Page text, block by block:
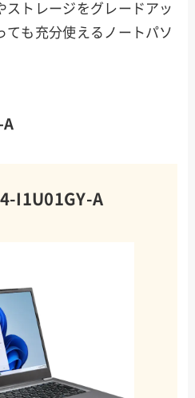
ストレージをグレードアッ
ても充分使えるノートパソ
A
I1U01GY-A